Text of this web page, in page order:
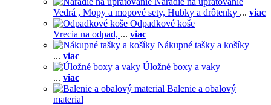
Vedrá , Mopy a mopové sety, Hubky a drôtenky ... viac
Odpadkové koše
Vrecia na odpad, ... viac
Nákupné tašky a košíky
... viac
Úložné boxy a vaky
... viac
Balenie a obalový
material